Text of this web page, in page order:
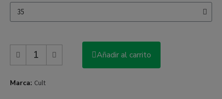
Añadir al carrito
Marca Cult